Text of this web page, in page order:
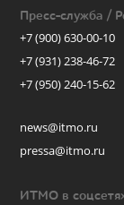
Пресс-служба /
+7 (900) 630-00-10
+7 (931) 238-46-72
+7 (950) 240-15-62
news@itmo.ru
pressa@itmo.ru
ИТМО в